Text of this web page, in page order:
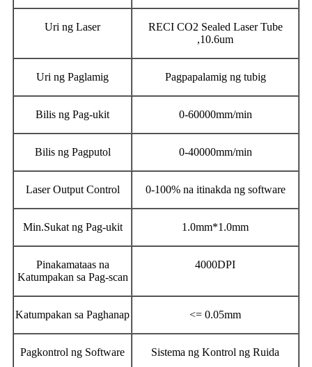
Uri ng Laser
RECI CO2 Sealed Laser Tube
,10.6um
Uri ng Paglamig Pagpapalamig ng tubig
Bilis ng Pag-ukit 0-60000mm/min
Bilis ng Pagputol 0-40000mm/min
Laser Output Control 0-100% na itinakda ng software
Min.Sukat ng Pag-ukit 1.0mm*1.0mm
Pinakamataas na
Katumpakan sa Pag-scan
4000DPI
Katumpakan sa Paghanap <= 0.05mm
Pagkontrol ng Software Sistema ng Kontrol ng Ruida